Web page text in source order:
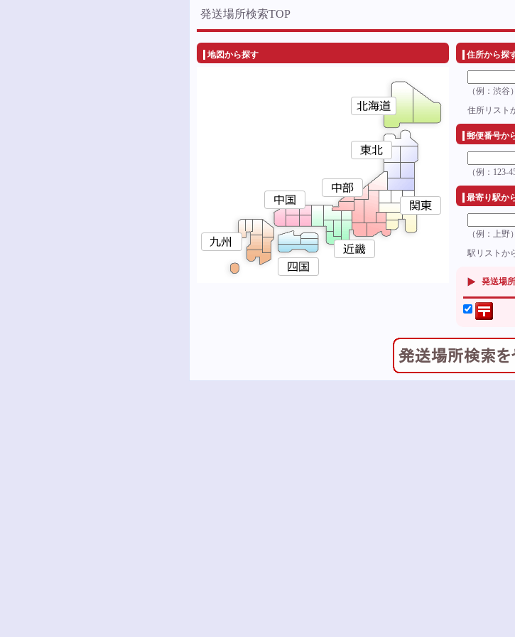
発送場所検索TOP
地図から探す 住所から探
（例：渋谷）
住所リスト
郵便番号か
（例：123-
最寄り駅か
（例：上野）
駅リストか
発送場